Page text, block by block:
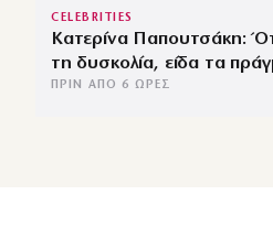
CELEBRITIES
Κατερίνα Παπουτσάκη:
τη δυσκολία, είδα τα
ΠΡΙΝ ΑΠΌ 6 ΏΡΕΣ